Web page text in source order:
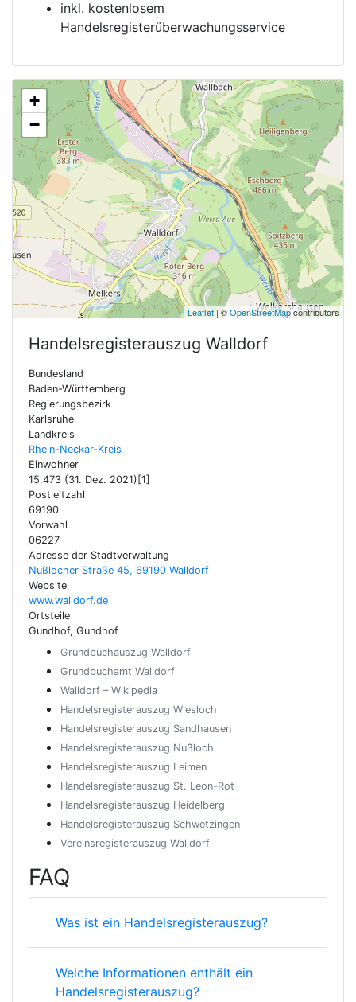
inkl. kostenlosem
Handelsregisterüberwachungsservice
+
−
Leaflet | ©OpenStreetMapcontributors
Handelsregisterauszug Walldorf
Bundesland
Baden-Württemberg
Regierungsbezirk
Karlsruhe
Landkreis
Rhein-Neckar-Kreis
Einwohner
15.473 (31. Dez. 2021)[1]
Postleitzahl
69190
Vorwahl
06227
Adresse der Stadtverwaltung
Nußlocher Straße 45, 69190 Walldorf
Website
www.walldorf.de
Ortsteile
Gundhof, Gundhof
Grundbuchauszug Walldorf
Grundbuchamt Walldorf
Walldorf – Wikipedia
Handelsregisterauszug Wiesloch
Handelsregisterauszug Sandhausen
Handelsregisterauszug Nußloch
Handelsregisterauszug Leimen
Handelsregisterauszug St. Leon-Rot
Handelsregisterauszug Heidelberg
Handelsregisterauszug Schwetzingen
Vereinsregisterauszug Walldorf
FAQ
Was ist ein Handelsregisterauszug?
Welche Informationen enthält ein
Handelsregisterauszug?